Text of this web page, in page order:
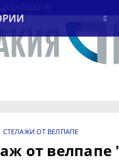
ПОВЕЧЕ
СТЕЛАЖИ ОТ ВЕЛПАПЕ
от